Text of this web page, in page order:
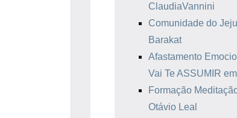
ClaudiaVannini
Comunidade do
Barakat
Afastamento
Vai Te ASSUMIR
Formação
Otávio Leal